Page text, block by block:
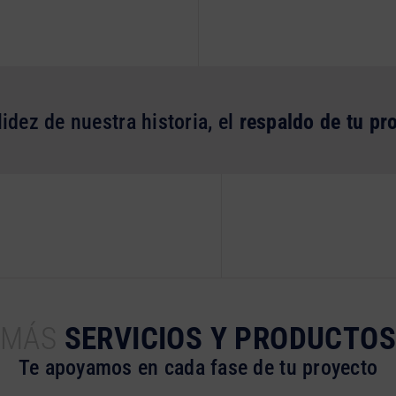
de nuestra historia, el respaldo de tu
SERVICIOS Y PRODUCTOS
Te apoyamos en cada fase de tu proyecto